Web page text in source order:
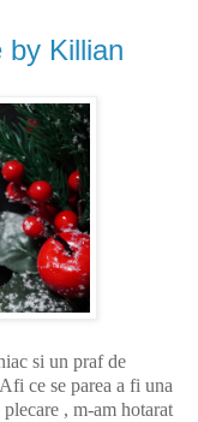
by Killian
si un praf de
ce se parea a fi una
, m-am hotarat